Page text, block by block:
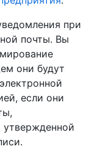
при
почты. Вы
они будут
если они